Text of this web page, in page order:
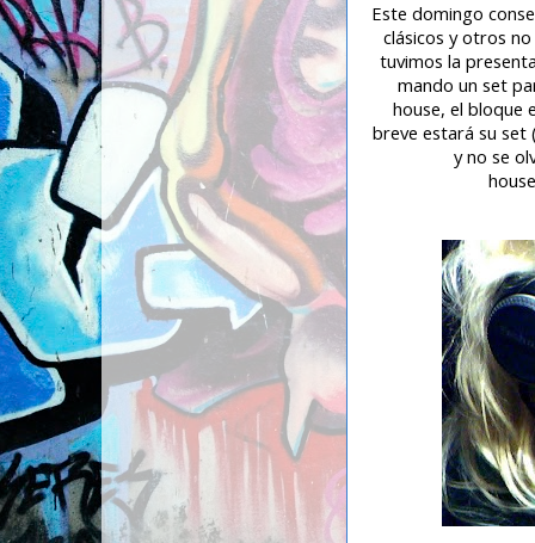
Este domingo
clásicos y otros
tuvimos la
mando un set
house, el bloque
breve estará su set
y no se